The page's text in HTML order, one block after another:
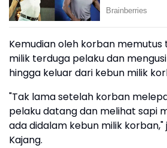
Kemudian oleh korban memutus
milik terduga pelaku dan
hingga keluar dari kebun milik
"Tak lama setelah korban
pelaku datang dan melihat sapi
ada didalam kebun milik korban,"
Kajang.